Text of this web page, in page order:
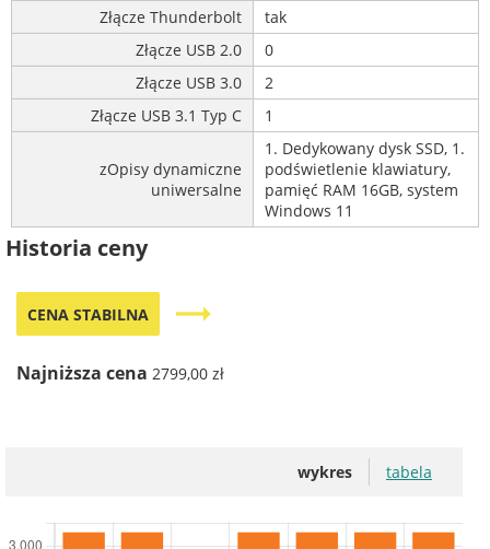
Złącze Thunderbolt
tak
Złącze USB 2.0
0
Złącze USB 3.0
2
Złącze USB 3.1 Typ C
1
zOpisy dynamiczne
uniwersalne
1. Dedykowany dysk SSD, 1.
podświetlenie klawiatury,
pamięć RAM 16GB, system
Windows 11
Historia ceny
CENA STABILNA trending_flat
Najniższa cena 2799,00 zł
wykres tabela